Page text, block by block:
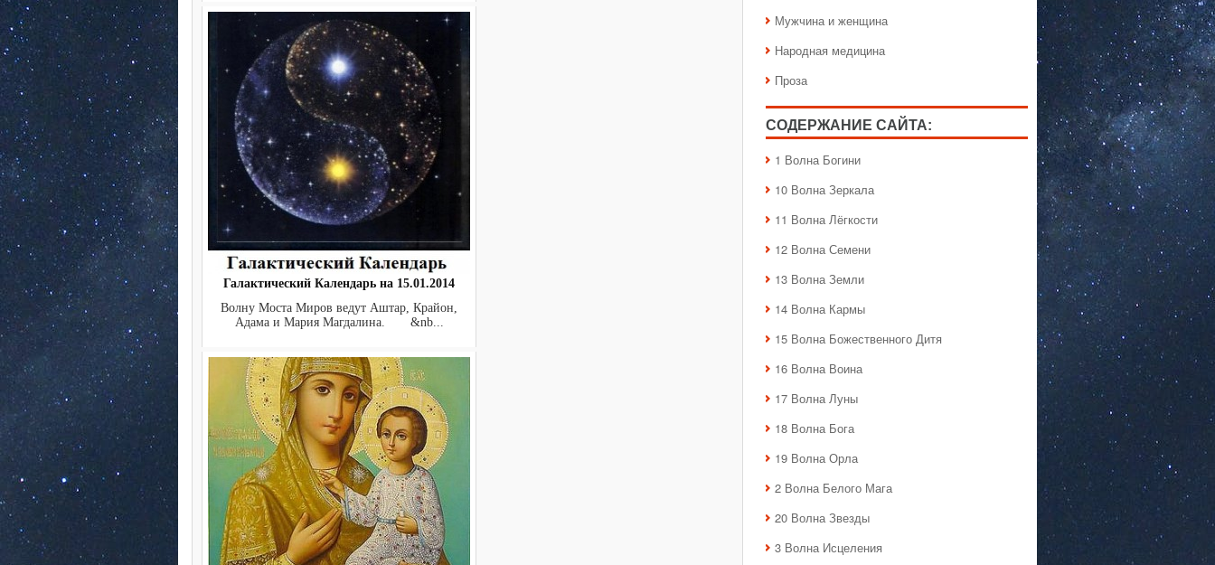
Галактический Календарь на 15.01.2014
Волну Моста Миров ведут Аштар, Крайон,
Адама и Мария Магдалина. &nb...
Мужчина и женщина
Народная медицина
Проза
СОДЕРЖАНИЕ САЙТА:
1 Волна Богини
10 Волна Зеркала
11 Волна Лёгкости
12 Волна Семени
13 Волна Земли
14 Волна Кармы
15 Волна Божественного Дитя
16 Волна Воина
17 Волна Луны
18 Волна Бога
19 Волна Орла
2 Волна Белого Мага
20 Волна Звезды
3 Волна Исцеления